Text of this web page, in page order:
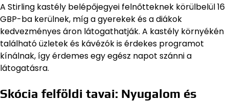
A Stirling kastély belépőjegyei felnőtteknek körülbelül 16
GBP-ba kerülnek, míg a gyerekek és a diákok
kedvezményes áron látogathatják. A kastély környékén
található üzletek és kávézók is érdekes programot
kínálnak, így érdemes egy egész napot szánni a
látogatásra.
Skócia felföldi tavai: Nyugalom és